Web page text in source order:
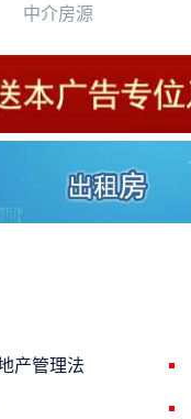
中介房源
产管理法